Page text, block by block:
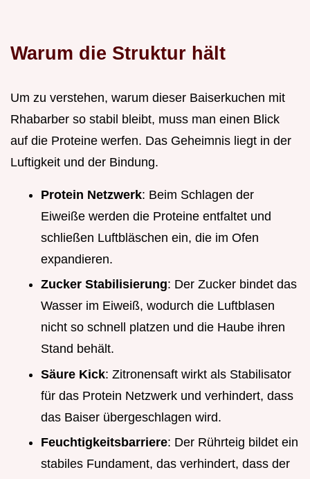
Warum die Struktur hält
Um zu verstehen, warum dieser Baiserkuchen mit
Rhabarber so stabil bleibt, muss man einen Blick
auf die Proteine werfen. Das Geheimnis liegt in der
Luftigkeit und der Bindung.
Protein Netzwerk: Beim Schlagen der
Eiweiße werden die Proteine entfaltet und
schließen Luftbläschen ein, die im Ofen
expandieren.
Zucker Stabilisierung: Der Zucker bindet das
Wasser im Eiweiß, wodurch die Luftblasen
nicht so schnell platzen und die Haube ihren
Stand behält.
Säure Kick: Zitronensaft wirkt als Stabilisator
für das Protein Netzwerk und verhindert, dass
das Baiser übergeschlagen wird.
Feuchtigkeitsbarriere: Der Rührteig bildet ein
stabiles Fundament, das verhindert, dass der